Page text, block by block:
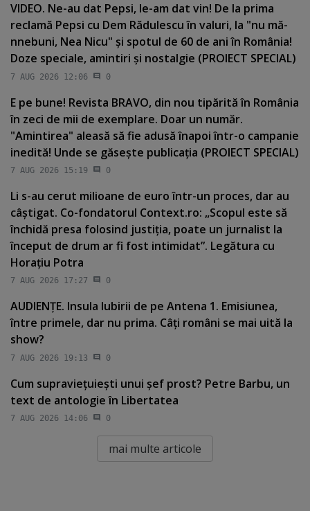
VIDEO. Ne-au dat Pepsi, le-am dat vin! De la prima
reclamă Pepsi cu Dem Rădulescu în valuri, la "nu mă-
nnebuni, Nea Nicu" şi spotul de 60 de ani în România!
Doze speciale, amintiri şi nostalgie (PROIECT SPECIAL)
7 AUG 2026 12:06 0
E pe bune! Revista BRAVO, din nou tipărită în România
în zeci de mii de exemplare. Doar un număr.
"Amintirea" aleasă să fie adusă înapoi într-o campanie
inedită! Unde se găseşte publicaţia (PROIECT SPECIAL)
7 AUG 2026 15:19 0
Li s-au cerut milioane de euro într-un proces, dar au
câştigat. Co-fondatorul Context.ro: „Scopul este să
închidă presa folosind justiţia, poate un jurnalist la
început de drum ar fi fost intimidat”. Legătura cu
Horaţiu Potra
7 AUG 2026 17:27 0
AUDIENŢE. Insula Iubirii de pe Antena 1. Emisiunea,
între primele, dar nu prima. Câţi români se mai uită la
show?
7 AUG 2026 19:13 0
Cum supravieţuieşti unui şef prost? Petre Barbu, un
text de antologie în Libertatea
7 AUG 2026 14:06 0
mai multe articole